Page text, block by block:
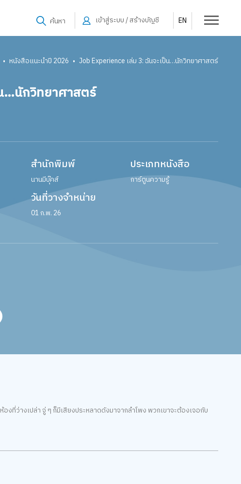
ค้นหา เข้าสู่ระบบ / สร้างบัญชี EN
• หนังสือแนะนำปี 2026 • Job Experience เล่ม 3: ฉันจะเป็น…นักวิทยาศาสตร์
…นักวิทยาศาสตร์
สำนักพิมพ์
นานมีบุ๊คส์
ประเภทหนังสือ
การ์ตูนความรู้
วันที่วางจำหน่าย
01 ก.พ. 26
ที่ว่างเปล่า จู่ ๆ ก็มีเสียงประหลาดดังมาจากลำโพง พวกเขาจะต้องเจอกับ